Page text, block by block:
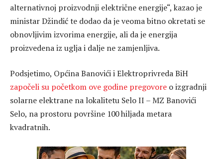
alternativnoj proizvodnji električne energije“, kazao je
ministar Džindić te dodao da je veoma bitno okretati se
obnovljivim izvorima energije, ali da je energija
proizvedena iz uglja i dalje ne zamjenljiva.
Podsjetimo, Općina Banovići i Elektroprivreda BiH
započeli su početkom ove godine pregovore o izgradnji
solarne elektrane na lokalitetu Selo II – MZ Banovići
Selo, na prostoru površine 100 hiljada metara
kvadratnih.